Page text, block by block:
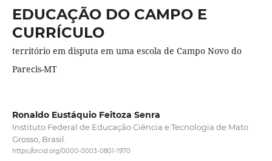
EDUCAÇÃO DO CAMPO E
CURRÍCULO
território em disputa em uma escola de Campo Novo do
Parecis-MT
Ronaldo Eustáquio Feitoza Senra
Instituto Federal de Educação Ciência e Tecnologia de Mato
Grosso, Brasil.
https://orcid.org/0000-0003-0801-1970